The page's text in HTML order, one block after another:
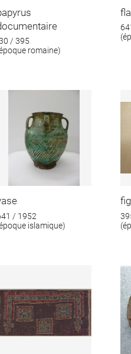
/ 395
romaine)
/ 1952
islamique)